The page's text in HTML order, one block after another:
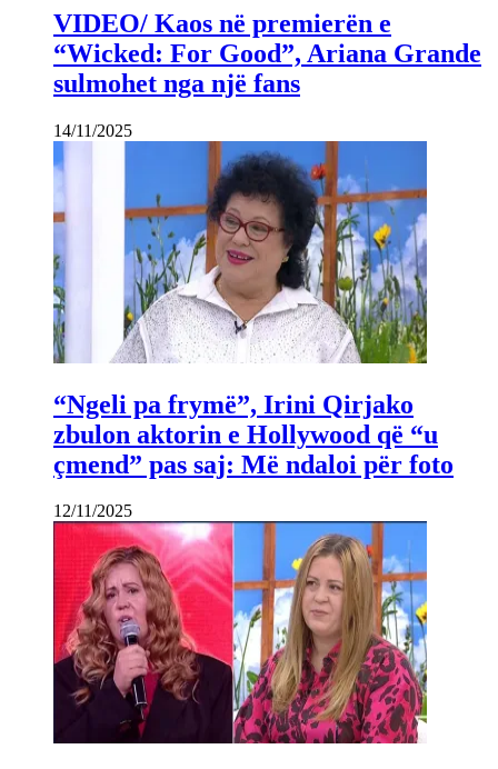
VIDEO/ Kaos në premierën e
“Wicked: For Good”, Ariana Grande
sulmohet nga një fans
14/11/2025
“Ngeli pa frymë”, Irini Qirjako
zbulon aktorin e Hollywood që “u
çmend” pas saj: Më ndaloi për foto
12/11/2025